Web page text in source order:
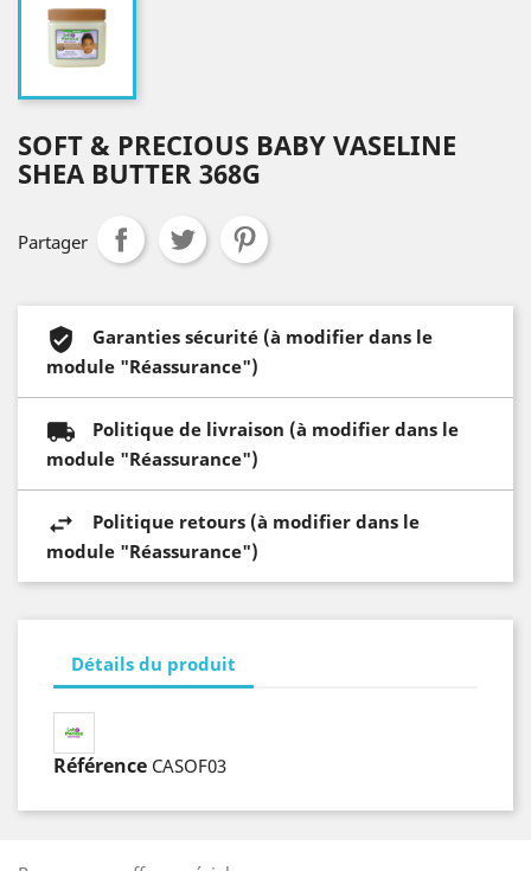
SOFT & PRECIOUS BABY VASELINE
SHEA BUTTER 368G
Partager
Garanties sécurité (à modifier dans le
module "Réassurance")
Politique de livraison (à modifier dans le
module "Réassurance")
Politique retours (à modifier dans le
module "Réassurance")
Détails du produit
Référence CASOF03